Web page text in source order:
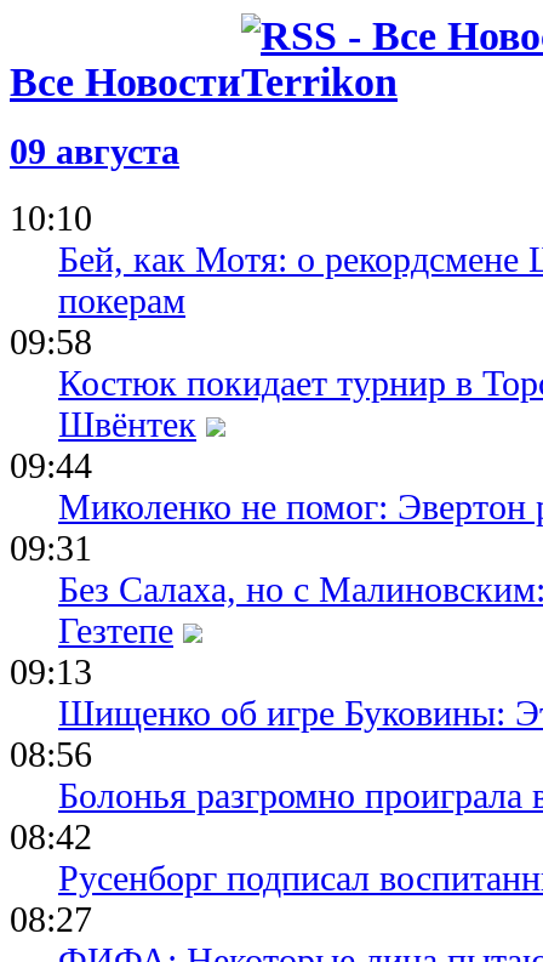
Евро-2020
Все Новости
09 августа
10:10
Бей, как Мотя: о рекордсмене
покерам
09:58
Костюк покидает турнир в
Швёнтек
09:44
Миколенко не помог: Эвертон
09:31
Без Салаха, но с
Гезтепе
09:13
Шищенко об игре Буковины:
08:56
Болонья разгромно
08:42
Русенборг подписал
08:27